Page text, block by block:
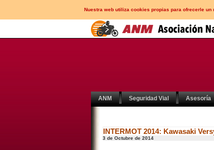
Nuestra web utiliza cookies propias para ofrecerle
ANM Seguridad Vial Asesoría
INTERMOT 2014: Kawasaki
3 de Octubre de 2014